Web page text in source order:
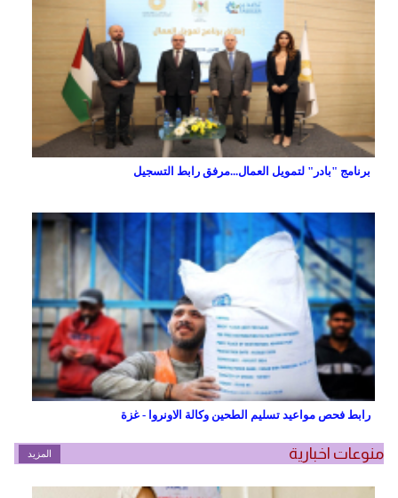
برنامج "بادر" لتمويل العمال...مرفق رابط التسجيل
رابط فحص مواعيد تسليم الطحين وكالة الاونروا - غزة
منوعات اخبارية المزيد